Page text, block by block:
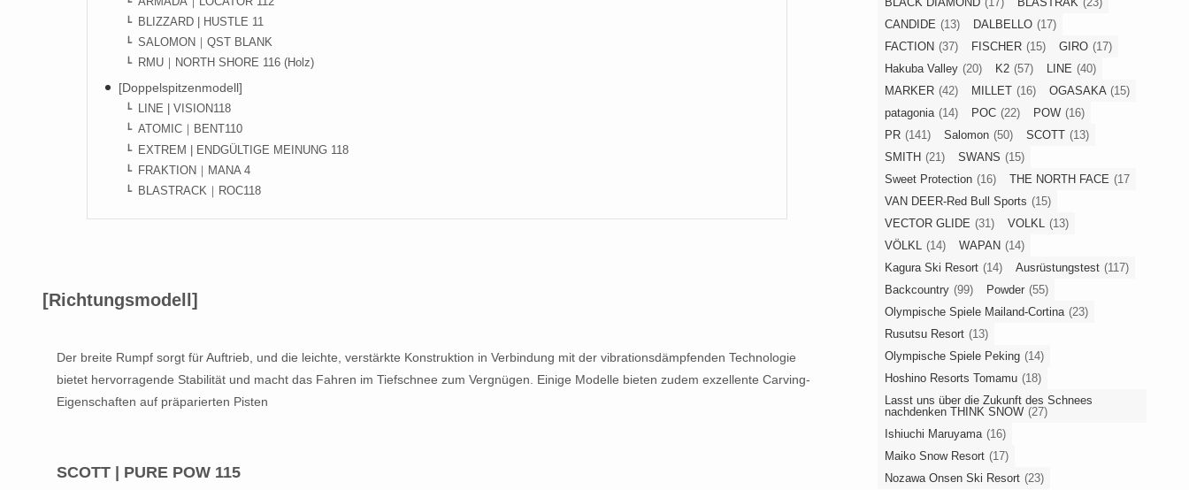
BLIZZARD | HUSTLE 11
SALOMON｜QST BLANK
RMU｜NORTH SHORE 116 (Holz)
[Doppelspitzenmodell]
LINE | VISION118
ATOMIC｜BENT110
EXTREM | ENDGÜLTIGE MEINUNG 118
FRAKTION｜MANA 4
BLASTRACK｜ROC118
[Richtungsmodell]
Der breite Rumpf sorgt für Auftrieb, und die leichte, verstärkte Konstruktion in Verbindung mit der vibrationsdämpfenden Technologie
bietet hervorragende Stabilität und macht das Fahren im Tiefschnee zum Vergnügen. Einige Modelle bieten zudem exzellente Carving-
Eigenschaften auf präparierten Pisten
SCOTT | PURE POW 115
CANDIDE (13) DALBELLO (17)
FACTION (37) FISCHER (15) GIRO (17)
Hakuba Valley (20) K2 (57) LINE (40)
MARKER (42) MILLET (16) OGASAKA (15)
patagonia (14) POC (22) POW (16)
PR (141) Salomon (50) SCOTT (13)
SMITH (21) SWANS (15)
Sweet Protection (16) THE NORTH FACE (17
VAN DEER-Red Bull Sports (15)
VECTOR GLIDE (31) VOLKL (13)
VÖLKL (14) WAPAN (14)
Kagura Ski Resort (14) Ausrüstungstest (117)
Backcountry (99) Powder (55)
Olympische Spiele Mailand-Cortina (23)
Rusutsu Resort (13)
Olympische Spiele Peking (14)
Hoshino Resorts Tomamu (18)
Lasst uns über die Zukunft des Schnees
nachdenken THINK SNOW (27)
Ishiuchi Maruyama (16)
Maiko Snow Resort (17)
Nozawa Onsen Ski Resort (23)